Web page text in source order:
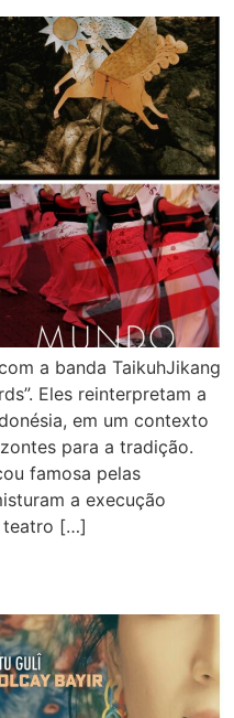
a banda TaikuhJikang
Eles reinterpretam a
em um contexto
para a tradição.
famosa pelas
a execução
teatro […]